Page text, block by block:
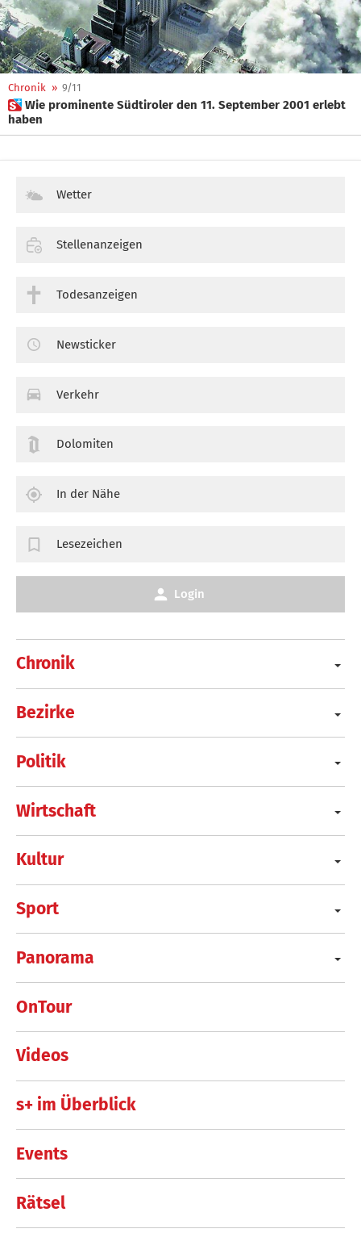
Chronik » 9/11
 Wie prominente Südtiroler den 11. September 2001 erlebt
haben
Chronik
Bezirke
Politik
Wirtschaft
Kultur
Sport
Panorama
OnTour
Videos
s+ im Überblick
Events
Rätsel
Wetter
Stellenanzeigen
Todesanzeigen
Newsticker
Verkehr
Dolomiten
In der Nähe
Lesezeichen
Login